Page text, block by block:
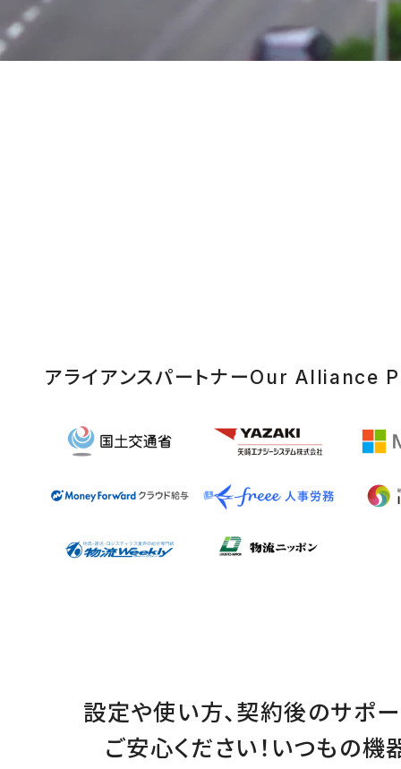
アライアンスパートナーOur Alliance
設定や使い方、 契約後のサポ
ご安心ください！ いつもの機